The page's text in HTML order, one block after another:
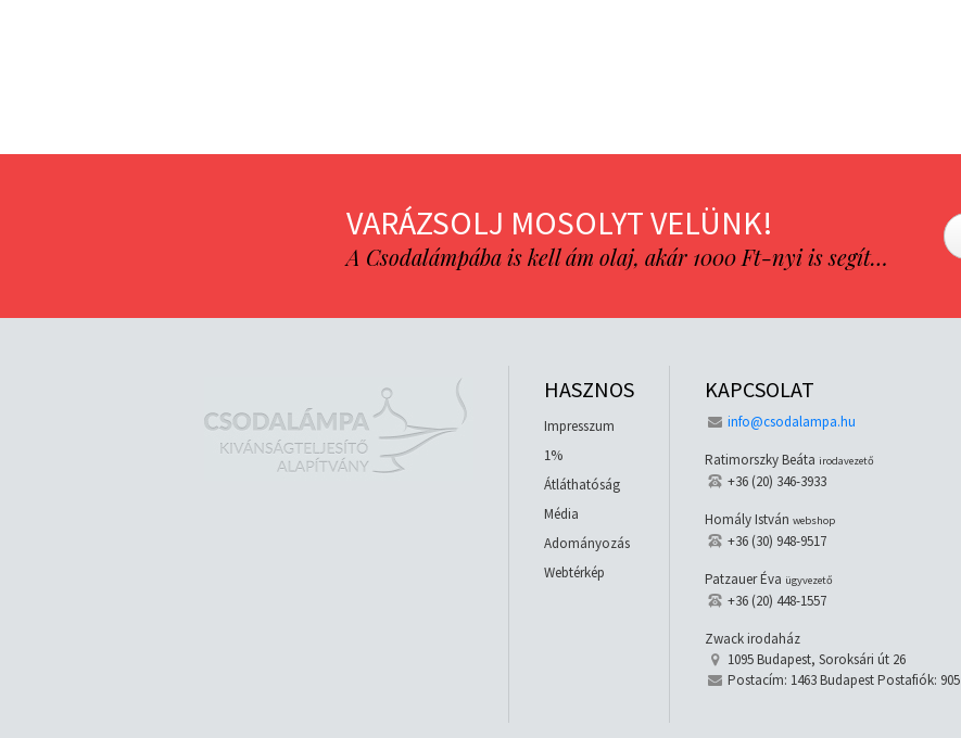
VARÁZSOLJ MOSOLYT VELÜNK!
A Csodalámpába is kell ám olaj, akár 1000 Ft-nyi is segít…
HASZNOS
Impresszum
1%
Átláthatóság
Média
Adományozás
Webtérkép
KAPCSOLAT
info@csodalampa.hu
Ratimorszky Beáta irodavezető
+36 (20) 346-3933
Homály István webshop
+36 (30) 948-9517
Patzauer Éva ügyvezető
+36 (20) 448-1557
Zwack irodaház
1095 Budapest, Soroksári út 26
Postacím: 1463 Budapest Postafiók: 905